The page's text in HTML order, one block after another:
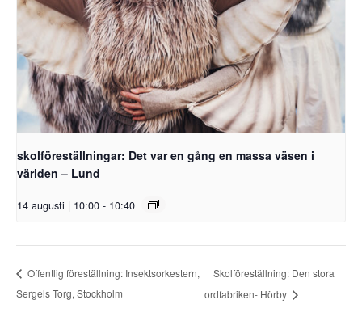
skolföreställningar: Det var en gång en massa väsen i
världen – Lund
14 augusti | 10:00 - 10:40
Offentlig föreställning: Insektsorkestern,
Sergels Torg, Stockholm
Skolföreställning: Den stora
ordfabriken- Hörby